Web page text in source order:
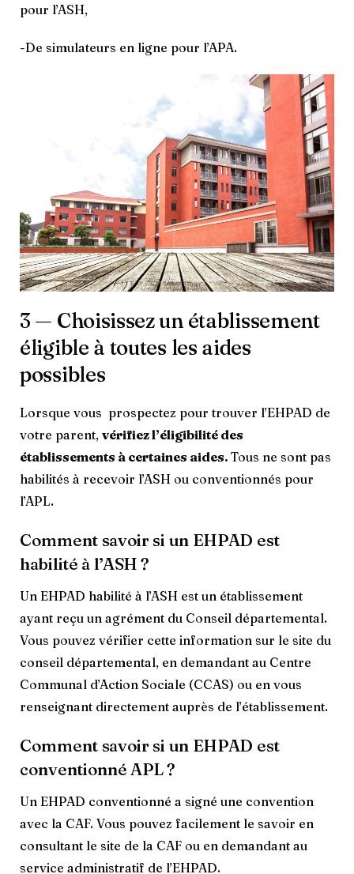
pour l’ASH,
-De simulateurs en ligne pour l’APA.
3 — Choisissez un établissement
éligible à toutes les aides
possibles
Lorsque vous prospectez pour trouver l’EHPAD de
votre parent, vérifiez l’éligibilité des
établissements à certaines aides. Tous ne sont pas
habilités à recevoir l’ASH ou conventionnés pour
l’APL.
Comment savoir si un EHPAD est
habilité à l’ASH ?
Un EHPAD habilité à l’ASH est un établissement
ayant reçu un agrément du Conseil départemental.
Vous pouvez vérifier cette information sur le site du
conseil départemental, en demandant au Centre
Communal d’Action Sociale (CCAS) ou en vous
renseignant directement auprès de l’établissement.
Comment savoir si un EHPAD est
conventionné APL ?
Un EHPAD conventionné a signé une convention
avec la CAF. Vous pouvez facilement le savoir en
consultant le site de la CAF ou en demandant au
service administratif de l’EHPAD.